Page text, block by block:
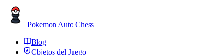
Pokemon Auto Chess
Blog
Objetos del Juego